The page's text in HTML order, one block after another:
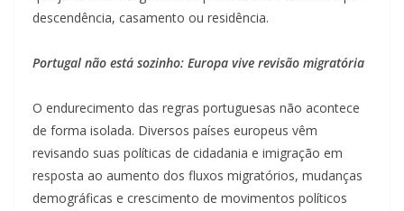
descendência, casamento ou residência.
Portugal não está sozinho: Europa vive revisão migratória
O endurecimento das regras portuguesas não acontece
de forma isolada. Diversos países europeus vêm
revisando suas políticas de cidadania e imigração em
resposta ao aumento dos fluxos migratórios, mudanças
demográficas e crescimento de movimentos políticos